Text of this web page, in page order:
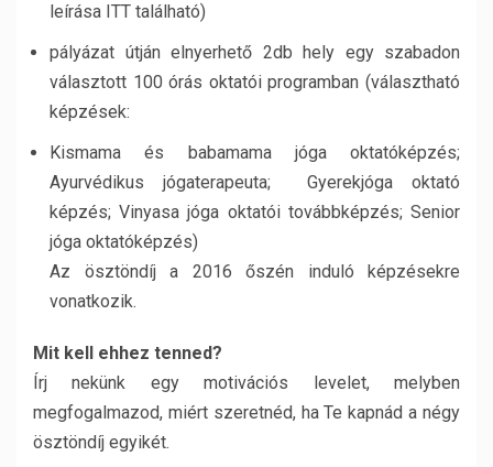
leírása ITT található)
pályázat útján elnyerhető 2db hely egy szabadon
választott 100 órás oktatói programban (választható
képzések:
Kismama és babamama jóga oktatóképzés;
Ayurvédikus jógaterapeuta; Gyerekjóga oktató
képzés; Vinyasa jóga oktatói továbbképzés; Senior
jóga oktatóképzés)
Az ösztöndíj a 2016 őszén induló képzésekre
vonatkozik.
Mit kell ehhez tenned?
Írj nekünk egy motivációs levelet, melyben
megfogalmazod, miért szeretnéd, ha Te kapnád a négy
ösztöndíj egyikét.